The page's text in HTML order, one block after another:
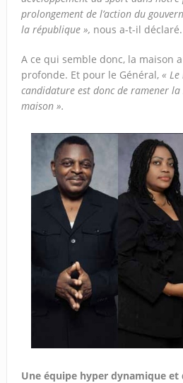
prolongement de l’action du
la république », nous a-t-il déclaré.
A ce qui semble donc, la maison
profonde. Et pour le Général, «
candidature est donc de ramener
maison ».
Une équipe hyper dynamique et